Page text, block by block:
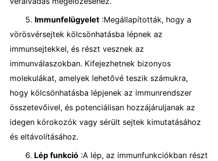
5. Immunfelügyelet :Megállapították, hogy a
vörösvérsejtek kölcsönhatásba lépnek az
immunsejtekkel, és részt vesznek az
immunválaszokban. Kifejezhetnek bizonyos
molekulákat, amelyek lehetővé teszik számukra,
hogy kölcsönhatásba lépjenek az immunrendszer
összetevőivel, és potenciálisan hozzájáruljanak az
idegen kórokozók vagy sérült sejtek kimutatásához
és eltávolításához.
6. Lép funkció :A lép, az immunfunkciókban részt